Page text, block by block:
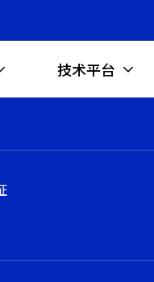
技术平台